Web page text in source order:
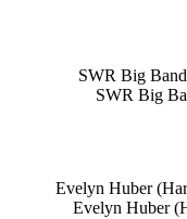
SWR Big
Evelyn Huber